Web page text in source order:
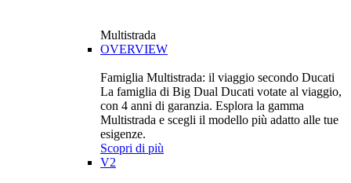
Multistrada
OVERVIEW
Famiglia Multistrada: il viaggio secondo Ducati
La famiglia di Big Dual Ducati votate al viaggio,
con 4 anni di garanzia. Esplora la gamma
Multistrada e scegli il modello più adatto alle tue
esigenze.
Scopri di più
V2